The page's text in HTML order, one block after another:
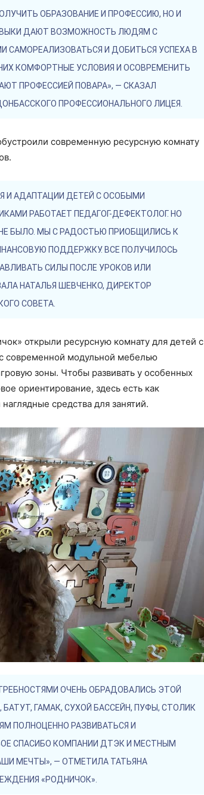
ОБРАЗОВАНИЕ И ПРОФЕССИЮ, НО И
ДАЮТ ВОЗМОЖНОСТЬ ЛЮДЯМ С
И ДОБИТЬСЯ УСПЕХА В
КОМФОРТНЫЕ УСЛОВИЯ И ОСОВРЕМЕНИТЬ
ПРОФЕССИЕЙ ПОВАРА», — СКАЗАЛ
ПРОФЕССИОНАЛЬНОГО ЛИЦЕЯ.
современную ресурсную комнату
И АДАПТАЦИИ ДЕТЕЙ С ОСОБЫМИ
РАБОТАЕТ ПЕДАГОГ-ДЕФЕКТОЛОГ. НО
БЫЛО. МЫ С РАДОСТЬЮ ПРИОБЩИЛИСЬ К
ПОДДЕРЖКУ. ВСЕ ПОЛУЧИЛОСЬ
СИЛЫ ПОСЛЕ УРОКОВ ИЛИ
НАТАЛЬЯ ШЕВЧЕНКО, ДИРЕКТОР
СОВЕТА.
открыли ресурсную комнату для детей с
современной модульной мебелью
зоны. Чтобы развивать у особенных
ориентирование, здесь есть как
средства для занятий.
ОЧЕНЬ ОБРАДОВАЛИСЬ ЭТОЙ
ГАМАК, СУХОЙ БАССЕЙН, ПУФЫ, СТОЛИК
ПОЛНОЦЕННО РАЗВИВАТЬСЯ И
СПАСИБО КОМПАНИИ ДТЭК И МЕСТНЫМ
МЕЧТЫ», — ОТМЕТИЛА ТАТЬЯНА
«РОДНИЧОК».